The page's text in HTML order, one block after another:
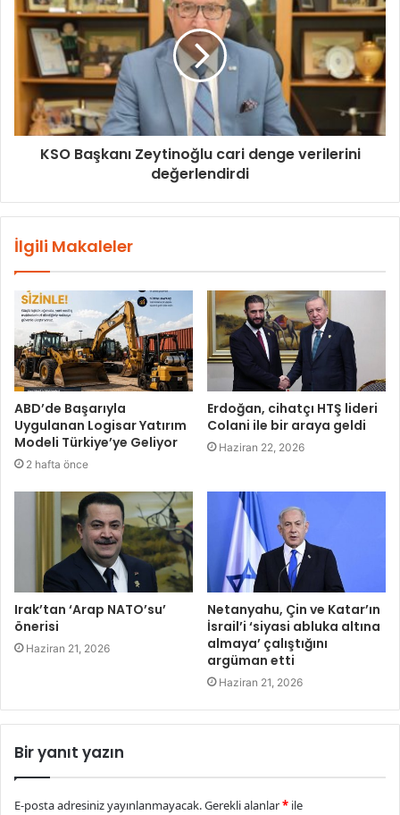
KSO Başkanı Zeytinoğlu cari denge verilerini
değerlendirdi
İlgili Makaleler
ABD’de Başarıyla
Uygulanan Logisar Yatırım
Modeli Türkiye’ye Geliyor
2 hafta önce
Erdoğan, cihatçı HTŞ lideri
Colani ile bir araya geldi
Haziran 22, 2026
Irak’tan ‘Arap NATO’su’
önerisi
Haziran 21, 2026
Netanyahu, Çin ve Katar’ın
İsrail’i ‘siyasi abluka altına
almaya’ çalıştığını
argüman etti
Haziran 21, 2026
Bir yanıt yazın
E-posta adresiniz yayınlanmayacak.Gerekli alanlar* ile